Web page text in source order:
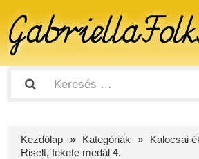
Kezdőlap Kategóriák
Kalocsai
Riselt, fekete medál 4.